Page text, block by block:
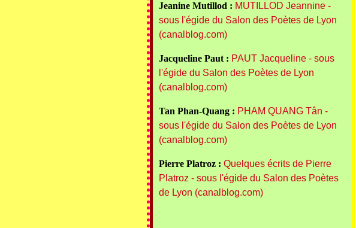
Jeanine Mutillod : MUTILLOD Jeannine -
sous l'égide du Salon des Poètes de Lyon
(canalblog.com)
Jacqueline Paut : PAUT Jacqueline - sous
l'égide du Salon des Poètes de Lyon
(canalblog.com)
Tan Phan-Quang : PHAM QUANG Tân -
sous l'égide du Salon des Poètes de Lyon
(canalblog.com)
Pierre Platroz : Quelques écrits de Pierre
Platroz - sous l'égide du Salon des Poètes
de Lyon (canalblog.com)